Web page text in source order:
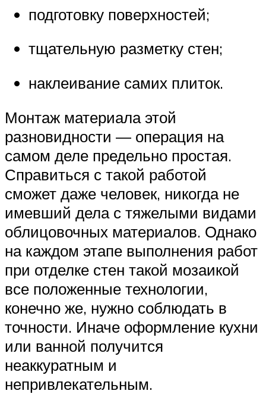
подготовку поверхностей;
тщательную разметку стен;
наклеивание самих плиток.
Монтаж материала этой
разновидности — операция на
самом деле предельно простая.
Справиться с такой работой
сможет даже человек, никогда не
имевший дела с тяжелыми видами
облицовочных материалов. Однако
на каждом этапе выполнения работ
при отделке стен такой мозаикой
все положенные технологии,
конечно же, нужно соблюдать в
точности. Иначе оформление кухни
или ванной получится
неаккуратным и
непривлекательным.